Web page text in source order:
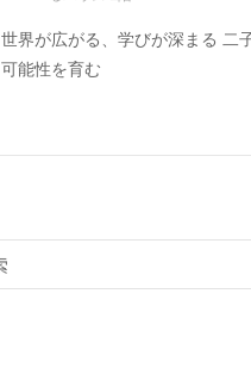
世界が広がる、学びが深まる 二
可能性を育む